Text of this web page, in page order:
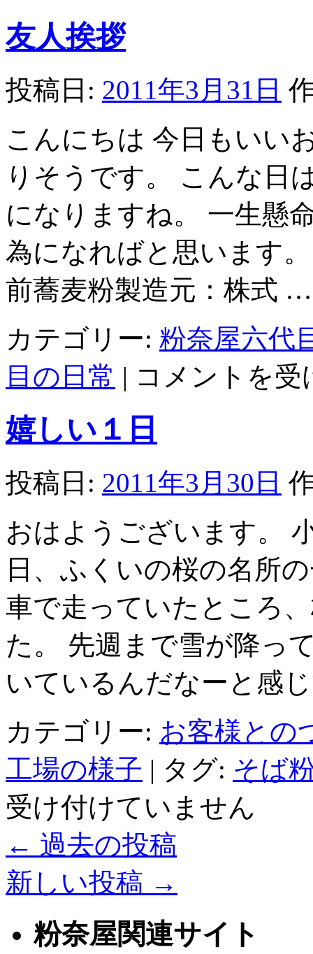
友人挨拶
投稿日: 2011年3月31日
こんにちは 今日もいい
りそうです。 こんな日
になりますね。 一生懸
為になればと思います
前蕎麦粉製造元：株式
カテゴリー: 粉奈屋六代
目の日常 |
は
コメントを
嬉しい１日
投稿日: 2011年3月30日
おはようございます。
日、ふくいの桜の名所
車で走っていたところ
た。 先週まで雪が降っ
いているんだなーと感
カテゴリー: お客様との
工場の様子 | タグ: そば
受け付けていません
← 過去の投稿
新しい投稿 →
粉奈屋関連サイト